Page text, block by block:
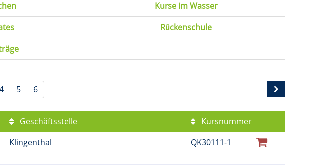
Kurse im Wasser
Rückenschule
4 5 6
Geschäftsstelle
Kursnummer
Klingenthal QK30111-1